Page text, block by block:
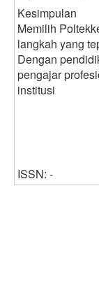
Kesimpulan
Memilih
langkah yang
Dengan
pengajar
institusi
ISSN: -